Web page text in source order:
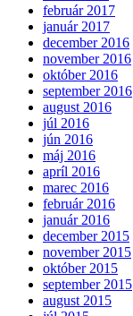
február 2017
január 2017
december 2016
november 2016
október 2016
september 2016
august 2016
júl 2016
jún 2016
máj 2016
apríl 2016
marec 2016
február 2016
január 2016
december 2015
november 2015
október 2015
september 2015
august 2015